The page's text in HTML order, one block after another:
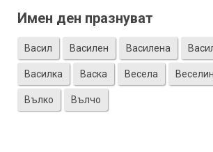
Имен ден празнуват
Васил Василен Василена
Василка Васка Весела Веселин
Вълко Вълчо